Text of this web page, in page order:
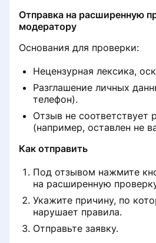
Удаление
кабинет
Не работает
Информация о
врачей
Бесплатный
лечения
Клиника не
выдаче при
Платёж не
Снизилось
портала
Запись по
Отправка на расширенную
модератору
Основания для проверки:
Нецензурная лексика,
Разглашение личных
телефон).
Отзыв не соответствует
(например, оставлен не
Как отправить
Под отзывом нажмите
на расширенную
Укажите причину, по
нарушает правила.
Отправьте заявку.